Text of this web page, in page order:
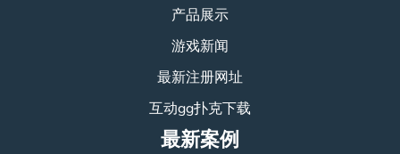
产品展示
游戏新闻
最新注册网址
互动gg扑克下载
最新案例